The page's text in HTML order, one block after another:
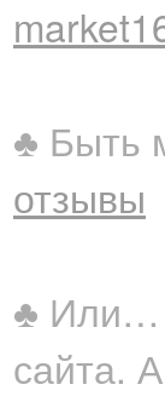
♣ Быть
отзывы
♣ Или…
сайта.